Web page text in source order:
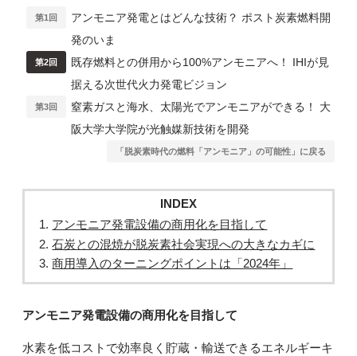
第1回
アンモニア発電とはどんな技術？ ポスト炭素燃料開
発のいま
第2回
既存燃料との併用から100%アンモニアへ！ IHIが見
据える次世代火力発電ビジョン
第3回
窒素ガスと海水、太陽光でアンモニアができる！ 大
阪大学大学院が光触媒新技術を開発
「脱炭素時代の燃料「アンモニア」の可能性」に戻る
INDEX
アンモニア発電設備の商用化を目指して
石炭との混焼が脱炭素社会実現への大きなカギに
商用導入のターニングポイントは「2024年」
アンモニア発電設備の商用化を目指して
水素を低コストで効率良く貯蔵・輸送できるエネルギーキ